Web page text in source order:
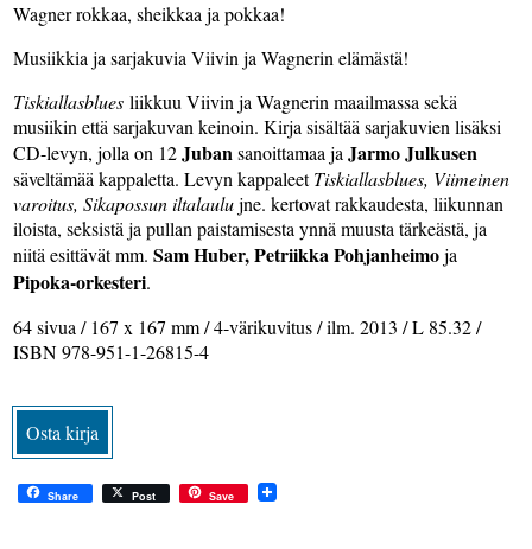
Wagner rokkaa, sheikkaa ja pokkaa!
Musiikkia ja sarjakuvia Viivin ja Wagnerin elämästä!
Tiskiallasbluesliikkuu Viivin ja Wagnerin maailmassa sekä
musiikin että sarjakuvan keinoin. Kirja sisältää sarjakuvien lisäksi
CD-levyn, jolla on 12Jubansanoittamaa jaJarmo Julkusen
säveltämää kappaletta. Levyn kappaleetTiskiallasblues, Viimeinen
varoitus, Sikapossun iltalaulujne. kertovat rakkaudesta, liikunnan
iloista, seksistä ja pullan paistamisesta ynnä muusta tärkeästä, ja
niitä esittävät mm.Sam Huber, Petriikka Pohjanheimoja
Pipoka-orkesteri.
64 sivua / 167 x 167 mm / 4-värikuvitus / ilm. 2013 / L 85.32 /
ISBN 978-951-1-26815-4
Osta kirja
Share Post Save